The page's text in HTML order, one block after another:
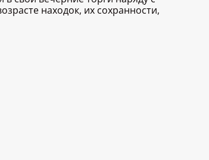
находок, их сохранности,